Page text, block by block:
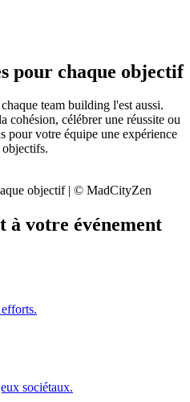
pour chaque objectif
team building l'est aussi.
cohésion, célébrer une réussite ou
pour votre équipe une expérience
objectifs.
à votre événement
sociétaux.